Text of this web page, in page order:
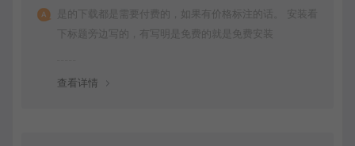
是的下载都是需要付费的，如果有价格标注的话。 安装看
下标题旁边写的，有写明是免费的就是免费安装
查看详情